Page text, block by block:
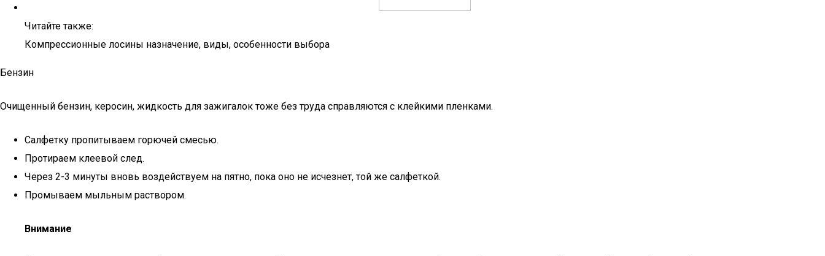
Читайте также:
Компрессионные лосины назначение, виды, особенности выбора
Бензин
Очищенный бензин, керосин, жидкость для зажигалок тоже без труда справляются с клейкими пленками.
Салфетку пропитываем горючей смесью.
Протираем клеевой след.
Через 2-3 минуты вновь воздействуем на пятно, пока оно не исчезнет, той же салфеткой.
Промываем мыльным раствором.
Внимание